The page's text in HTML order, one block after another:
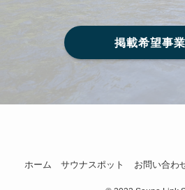
掲載希望事
ホーム サウナスポット お問い合わ